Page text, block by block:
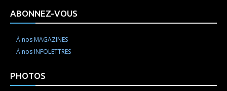
ABONNEZ-VOUS
À nos MAGAZINES
À nos INFOLETTRES
PHOTOS